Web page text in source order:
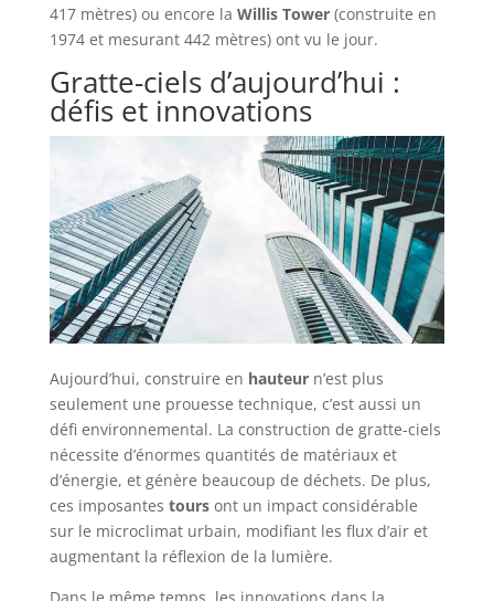
417 mètres) ou encore la Willis Tower(construite en
1974 et mesurant 442 mètres) ont vu le jour.
Gratte-ciels d’aujourd’hui :
défis et innovations
Aujourd’hui, construire en hauteurn’est plus
seulement une prouesse technique, c’est aussi un
défi environnemental. La construction de gratte-ciels
nécessite d’énormes quantités de matériaux et
d’énergie, et génère beaucoup de déchets. De plus,
ces imposantes toursont un impact considérable
sur le microclimat urbain, modifiant les flux d’air et
augmentant la réflexion de la lumière.